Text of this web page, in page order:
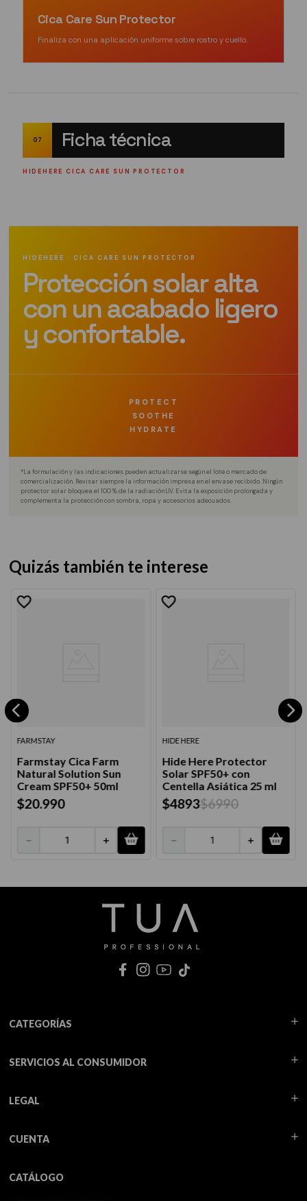
Cica Care Sun Protector
Finaliza con una aplicación uniforme sobre rostro y cuello.
07 Ficha técnica
HIDEHERE CICA CARE SUN PROTECTOR
HIDEHERE · CICA CARE SUN PROTECTOR
Protección solar alta
con un acabado ligero
y confortable.
PROTECT
SOOTHE
HYDRATE
*La formulación y las indicaciones pueden actualizarse según el lote o mercado de
comercialización. Revisar siempre la información impresa en el envase recibido. Ningún
protector solar bloquea el 100 % de la radiación UV. Evita la exposición prolongada y
complementa la protección con sombra, ropa y accesorios adecuados.
Quizás también te interese
FARMSTAY
Farmstay Cica Farm
Natural Solution Sun
Cream SPF50+ 50ml
$20.990
＋
－
HIDE HERE
Hide Here Protector
Solar SPF50+ con
Centella Asiática 25 ml
$4893$6990
＋
－
CATEGORÍAS
SERVICIOS AL CONSUMIDOR
LEGAL
CUENTA
CATÁLOGO